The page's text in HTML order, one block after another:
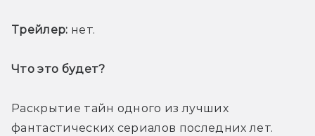
Трейлер: нет.
Что это будет?
Раскрытие тайн одного из лучших
фантастических сериалов последних лет.